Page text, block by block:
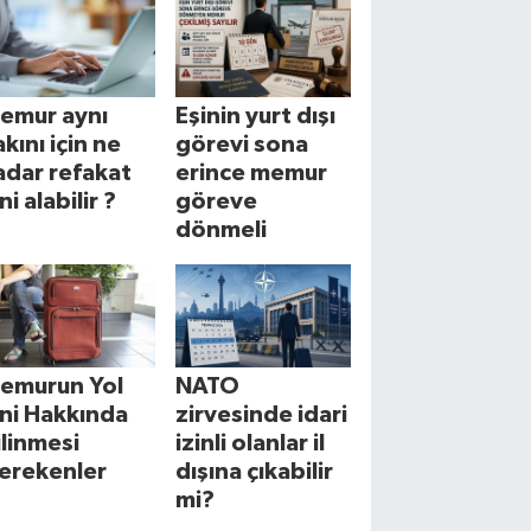
aynı
için ne
refakat
alabilir ?
Eşinin yurt dışı
görevi sona
erince memur
göreve
dönmeli
Yol
Hakkında
NATO
zirvesinde idari
izinli olanlar il
dışına çıkabilir
mi?